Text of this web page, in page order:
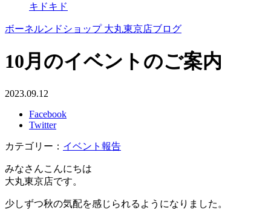
キドキド
ボーネルンドショップ 大丸東京店ブログ
10月のイベントのご案内
2023.09.12
Facebook
Twitter
カテゴリー： イベント報告
みなさんこんにちは
大丸東京店です。
少しずつ秋の気配を感じられるようになりました。